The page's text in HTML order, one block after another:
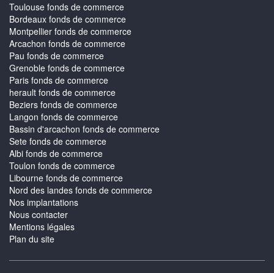
Toulouse fonds de commerce
Bordeaux fonds de commerce
Montpellier fonds de commerce
Arcachon fonds de commerce
Pau fonds de commerce
Grenoble fonds de commerce
Paris fonds de commerce
herault fonds de commerce
Beziers fonds de commerce
Langon fonds de commerce
Bassin d'arcachon fonds de commerce
Sete fonds de commerce
Albi fonds de commerce
Toulon fonds de commerce
Libourne fonds de commerce
Nord des landes fonds de commerce
Nos implantations
Nous contacter
Mentions légales
Plan du site